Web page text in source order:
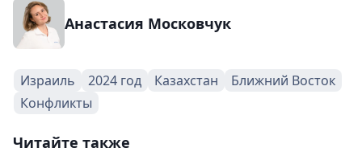
Анастасия Московчук
Израиль 2024 год Казахстан
Ближний Восток
Конфликты
Читайте также